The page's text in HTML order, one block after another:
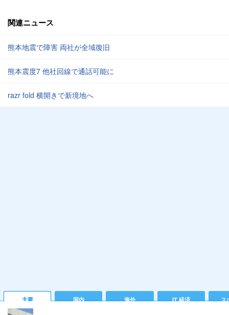
関連ニュース
熊本地震で障害 両社が全域復旧
熊本震度7 他社回線で通話可能に
razr fold 横開きで新境地へ
主要 国内 海外 IT 経済 ス